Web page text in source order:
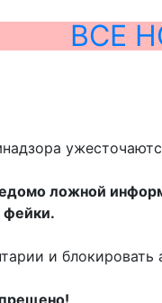
ВСЕ
ложной
фейки.
и блокировать